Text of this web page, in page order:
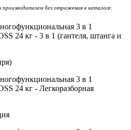
без отражения в каталоге.